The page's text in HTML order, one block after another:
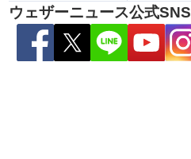
な暴風になるおそれ
（7日10時現在）
ウェザーニュース公式SNS